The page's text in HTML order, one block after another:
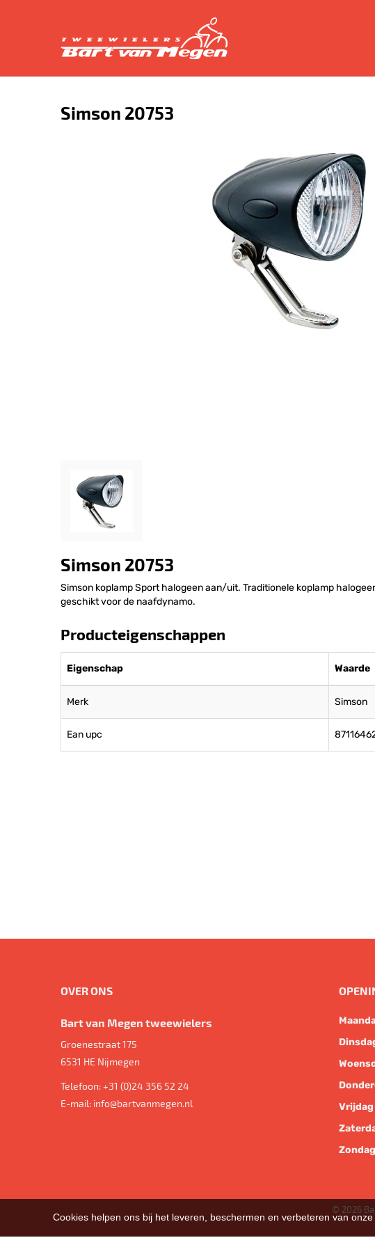
Simson 20753
Simson 20753
Simson koplamp Sport halogeen aan/uit. Traditionele koplamp
geschikt voor de naafdynamo.
Producteigenschappen
Eigenschap Waarde
Merk Simson
Ean upc
OVER ONS
Bart van Megen tweewielers
Groenestraat 175
6531 HE Nijmegen
Telefoon:+31 (0)24 356 52 24
E-mail: info@bartvanmegen.nl Vrijdag
Zondag
© 2026
Cookies helpen ons bij het leveren, beschermen en verbeteren van